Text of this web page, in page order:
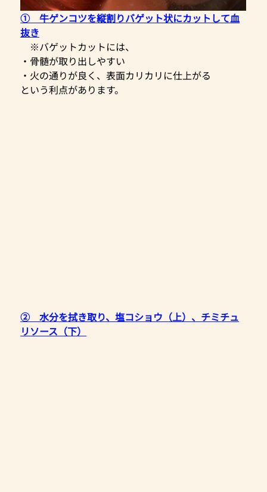
①　牛ゲンコツを縦割りバゲット状にカットして血
抜き
※バゲットカットには、
・骨髄が取り出しやすい
・火の通りが良く、表面カリカリに仕上がる
という利点があります。
②　水分を拭き取り、塩コショウ（上）、チミチュ
リソース（下）